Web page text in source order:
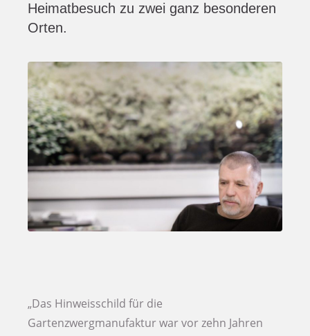
Heimatbesuch zu zwei ganz besonderen
Orten.
„Das Hinweisschild für die
Gartenzwergmanufaktur war vor zehn Jahren